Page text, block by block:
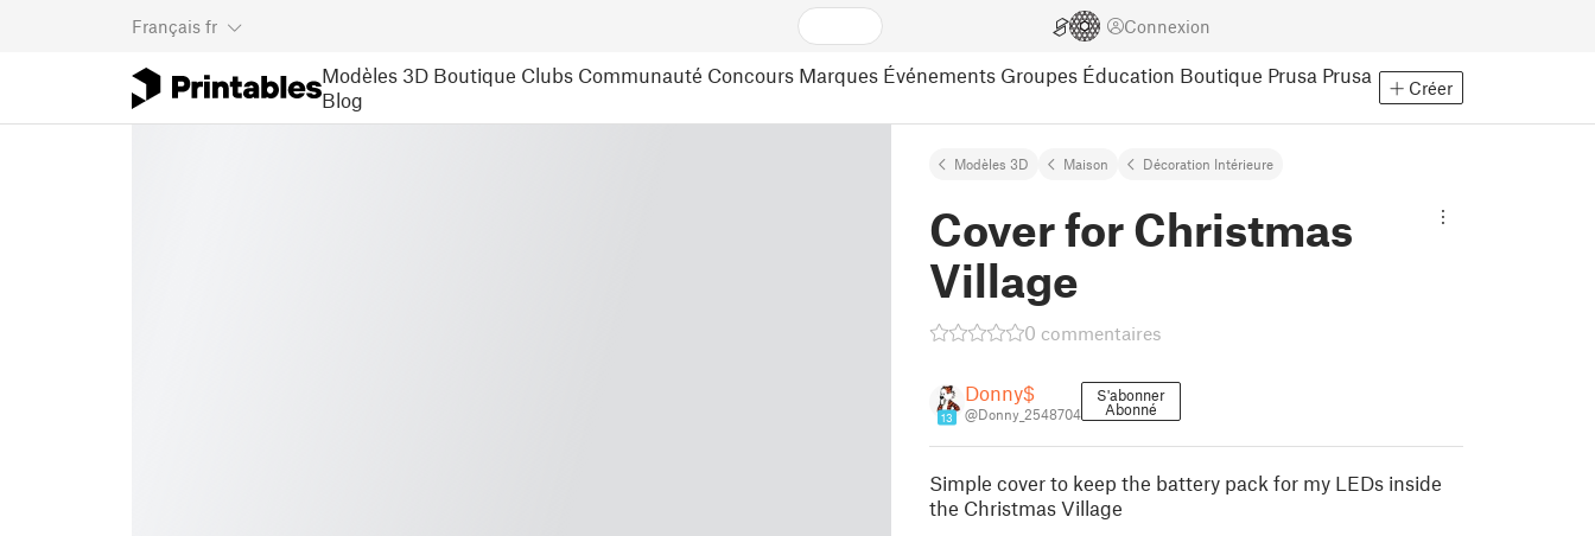
Français fr Connexion
Modèles 3D Boutique Clubs Communauté Concours Marques Événements Groupes Éducation Boutique Prusa Prusa
Blog
Créer
Modèles 3D Maison Décoration Intérieure
Cover for Christmas
Village
0 commentaires
13
Donny$
@Donny_2548704
S'abonner
Abonné
Simple cover to keep the battery pack for my LEDs inside
the Christmas Village